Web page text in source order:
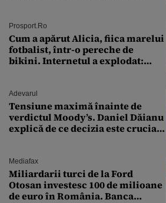
Prosport.ro
Cum a apărut Alicia, fiica marelui
fotbalist, într-o pereche de
bikini. Internetul a explodat:
Adevarul
Tensiune maximă înainte de
verdictul Moody’s. Daniel Dăianu
explică de ce decizia este crucială
Mediafax
Miliardarii turci de la Ford
Otosan investesc 100 de milioane
de euro în România. Banca